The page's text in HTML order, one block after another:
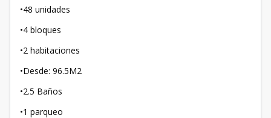
•48 unidades
•4 bloques
•2 habitaciones
•Desde: 96.5M2
•2.5 Baños
•1 parqueo